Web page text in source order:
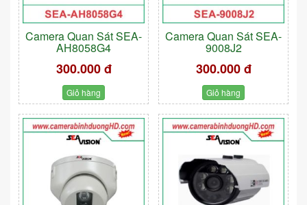
Camera Quan Sát SEA-
AH8058G4
300.000 đ
Giỏ hàng
Camera Quan Sát SEA-
9008J2
300.000 đ
Giỏ hàng